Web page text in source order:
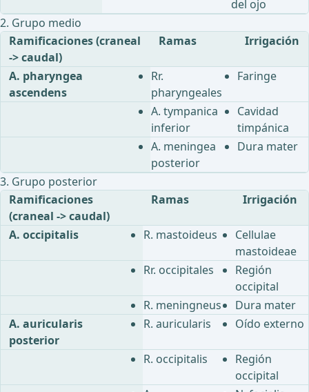
del ojo
2. Grupo medio
Ramificaciones (craneal
-> caudal)
Ramas Irrigación
A. pharyngea
ascendens
Rr.
pharyngeales
Faringe
A. tympanica
inferior
Cavidad
timpánica
A. meningea
posterior
Dura mater
3. Grupo posterior
Ramificaciones
(craneal -> caudal)
Ramas Irrigación
A. occipitalis R. mastoideus
Cellulae
mastoideae
Rr. occipitales
Región
occipital
R. meningneus
Dura mater
A. auricularis
posterior
R. auricularis Oído externo
R. occipitalis
Región
occipital